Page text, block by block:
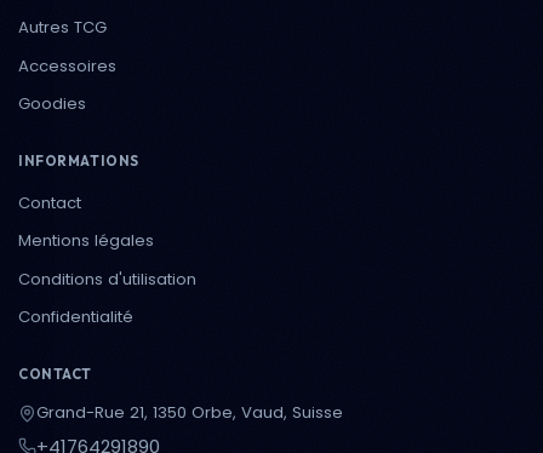
Autres TCG
Accessoires
Goodies
INFORMATIONS
Contact
Mentions légales
Conditions d'utilisation
Confidentialité
CONTACT
Grand-Rue 21, 1350 Orbe, Vaud, Suisse
+41764291890